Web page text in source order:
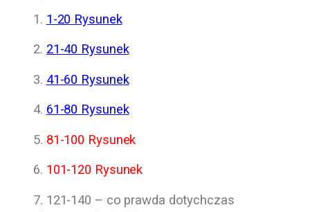
1. 1-20 Rysunek
2. 21-40 Rysunek
3. 41-60 Rysunek
4. 61-80 Rysunek
5. 81-100 Rysunek
6. 101-120 Rysunek
7. 121-140 – co prawda dotychczas